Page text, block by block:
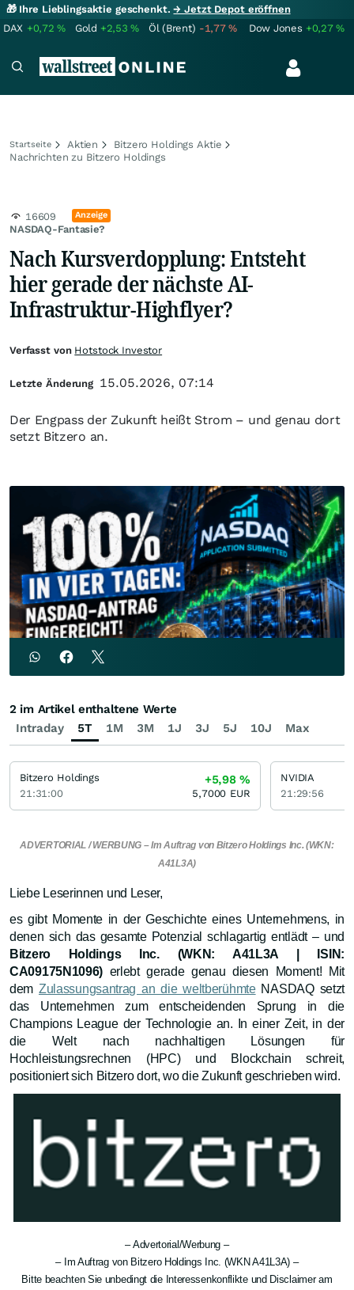
🎁 Ihre Lieblingsaktie geschenkt.→ Jetzt Depot eröffnen
DAX +0,72% Gold +2,53% Öl (Brent) -1,77% Dow Jones +0,27%
Startseite Aktien
Bitzero Holdings Aktie
Nachrichten zu Bitzero Holdings
NASDAQ-Fantasie?
16609 Anzeige
Nach Kursverdopplung: Entsteht
hier gerade der nächste AI-
Infrastruktur-Highflyer?
Der Engpass der Zukunft heißt Strom – und genau dort
setzt Bitzero an.
ADVERTORIAL / WERBUNG – Im Auftrag von Bitzero Holdings Inc. (WKN:
A41L3A)
Liebe Leserinnen und Leser,
es gibt Momente in der Geschichte eines Unternehmens, in
denen sich das gesamte Potenzial schlagartig entlädt – und
Bitzero Holdings Inc. (WKN: A41L3A | ISIN:
CA09175N1096) erlebt gerade genau diesen Moment! Mit
dem Zulassungsantrag an die weltberühmte NASDAQ setzt
das Unternehmen zum entscheidenden Sprung in die
Champions League der Technologie an. In einer Zeit, in der
die Welt nach nachhaltigen Lösungen für
Hochleistungsrechnen (HPC) und Blockchain schreit,
positioniert sich Bitzero dort, wo die Zukunft geschrieben wird.
– Advertorial/Werbung –
– Im Auftrag von Bitzero Holdings Inc. (WKN A41L3A) –
Bitte beachten Sie unbedingt die Interessenkonflikte und Disclaimer am
Verfasst von Hotstock Investor
Letzte Änderung 15.05.2026, 07:14
Intraday 5T 1M 3M 1J 3J 5J 10J Max
2 im Artikel enthaltene Werte
Bitzero Holdings
21:31:00
+5,98%
5,7000 EUR
NVIDIA
21:29:56